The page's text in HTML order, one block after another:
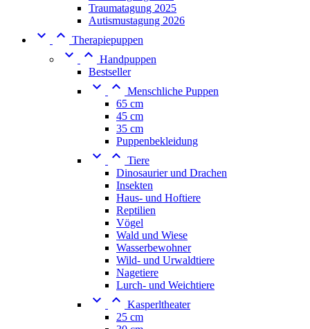
Traumatagung 2025
Autismustagung 2026
  Therapiepuppen
  Handpuppen
Bestseller
  Menschliche Puppen
65 cm
45 cm
35 cm
Puppenbekleidung
  Tiere
Dinosaurier und Drachen
Insekten
Haus- und Hoftiere
Reptilien
Vögel
Wald und Wiese
Wasserbewohner
Wild- und Urwaldtiere
Nagetiere
Lurch- und Weichtiere
  Kasperltheater
25 cm